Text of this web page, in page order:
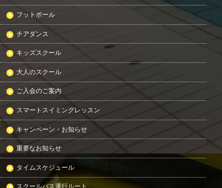
フットボール
チアダンス
キッズスクール
大人のスクール
ご入会のご案内
スマートスイミングレッスン
キャンペーン・お知らせ
重要なお知らせ
タイムスケジュール
スクールバス運行ルート